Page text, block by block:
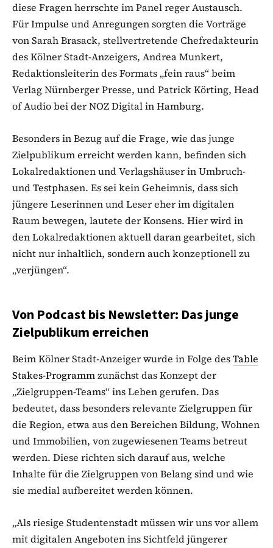
diese Fragen herrschte im Panel reger Austausch.
Für Impulse und Anregungen sorgten die Vorträge
von Sarah Brasack, stellvertretende Chefredakteurin
des Kölner Stadt-Anzeigers, Andrea Munkert,
Redaktionsleiterin des Formats „fein raus“ beim
Verlag Nürnberger Presse, und Patrick Körting, Head
of Audio bei der NOZ Digital in Hamburg.
Besonders in Bezug auf die Frage, wie das junge
Zielpublikum erreicht werden kann, befinden sich
Lokalredaktionen und Verlagshäuser in Umbruch-
und Testphasen. Es sei kein Geheimnis, dass sich
jüngere Leserinnen und Leser eher im digitalen
Raum bewegen, lautete der Konsens. Hier wird in
den Lokalredaktionen aktuell daran gearbeitet, sich
nicht nur inhaltlich, sondern auch konzeptionell zu
„verjüngen“.
Von Podcast bis Newsletter: Das junge
Zielpublikum erreichen
Beim Kölner Stadt-Anzeiger wurde in Folge desTable
Stakes-Programmzunächst das Konzept der
„Zielgruppen-Teams“ ins Leben gerufen. Das
bedeutet, dass besonders relevante Zielgruppen für
die Region, etwa aus den Bereichen Bildung, Wohnen
und Immobilien, von zugewiesenen Teams betreut
werden. Diese richten sich darauf aus, welche
Inhalte für die Zielgruppen von Belang sind und wie
sie medial aufbereitet werden können.
„Als riesige Studentenstadt müssen wir uns vor allem
mit digitalen Angeboten ins Sichtfeld jüngerer